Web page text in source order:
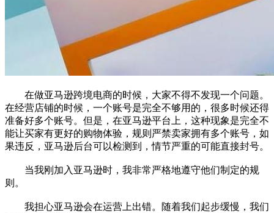
在做亚马逊跨境电商的时候，大家不得不发现一个问题。
在经营店铺的时候，一个账号是完全不够用的，很多时候还得
准备好多个账号。但是，在亚马逊平台上，这种现象是完全不
能让买家有更好的购物体验，规则严禁卖家拥有多个账号，如
果违反，亚马逊后台可以检测到，情节严重的可能直接封号。
当我刚加入亚马逊时，我非常严格地遵守他们制定的规
则。
我担心亚马逊会在运营上出错。随着我们起步缓慢，我们